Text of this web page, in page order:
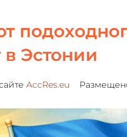
в Эстонии
AccRes.eu